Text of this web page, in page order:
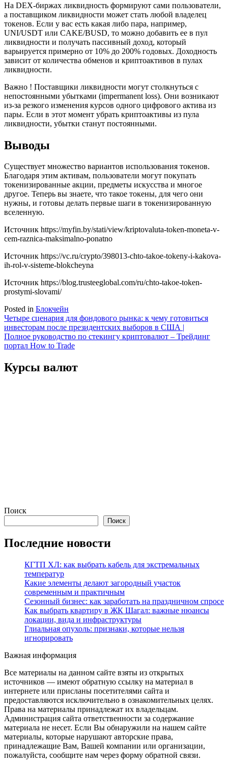
На DEX-биржах ликвидность формируют сами пользователи,
а поставщиком ликвидности может стать любой владелец
токенов. Если у вас есть какая либо пара, например,
UNI/USDT или CAKE/BUSD, то можно добавить ее в пул
ликвидности и получать пассивный доход, который
варьируется примерно от 10% до 200% годовых. Доходность
зависит от количества обменов и криптоактивов в пулах
ликвидности.
Важно ! Поставщики ликвидности могут столкнуться с
непостоянными убытками (impermanent loss). Они возникают
из-за резкого изменения курсов одного цифрового актива из
пары. Если в этот момент убрать криптоактивы из пула
ликвидности, убытки станут постоянными.
Выводы
Существует множество вариантов использования токенов.
Благодаря этим активам, пользователи могут покупать
токенизированные акции, предметы искусства и многое
другое. Теперь вы знаете, что такое токены, для чего они
нужны, и готовы делать первые шаги в токенизированную
вселенную.
Источник https://myfin.by/stati/view/kriptovaluta-token-moneta-v-
cem-raznica-maksimalno-ponatno
Источник https://vc.ru/crypto/398013-chto-takoe-tokeny-i-kakova-
ih-rol-v-sisteme-blokcheyna
Источник https://blog.trusteeglobal.com/ru/chto-takoe-token-
prostymi-slovami/
Posted in Блокчейн
Навигация
по
записям
Четыре сценария для фондового рынка: к чему готовиться
инвесторам после президентских выборов в США |
Полное руководство по стекингу криптовалют – Трейдинг
портал How to Trade
Курсы валют
Поиск
Поиск
Последние новости
КГТП ХЛ: как выбрать кабель для экстремальных
температур
Какие элементы делают загородный участок
современным и практичным
Сезонный бизнес: как заработать на праздничном спросе
Как выбрать квартиру в ЖК Шагал: важные нюансы
локации, вида и инфраструктуры
Глиальная опухоль: признаки, которые нельзя
игнорировать
Важная информация
Все материалы на данном сайте взяты из открытых
источников — имеют обратную ссылку на материал в
интернете или присланы посетителями сайта и
предоставляются исключительно в ознакомительных целях.
Права на материалы принадлежат их владельцам.
Администрация сайта ответственности за содержание
материала не несет. Если Вы обнаружили на нашем сайте
материалы, которые нарушают авторские права,
принадлежащие Вам, Вашей компании или организации,
пожалуйста, сообщите нам через форму обратной связи.